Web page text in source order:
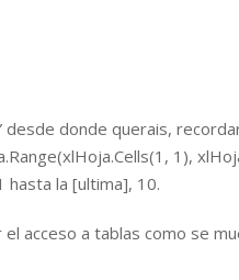
desde donde querais,
1),
hasta la [ultima], 10.
acceso a tablas como se